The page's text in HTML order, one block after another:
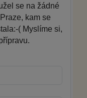
se na žádné
kam se
( Myslíme si,